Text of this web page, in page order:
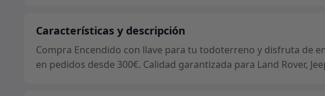
Características y descripción
Compra Encendido con llave para tu todoterreno y disfruta de
en pedidos desde 300€. Calidad garantizada para Land Rover,